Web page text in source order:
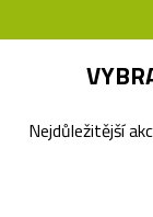
Nejdůležitější